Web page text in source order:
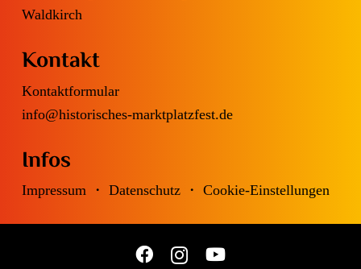
Waldkirch
Kontakt
Kontaktformular
info@historisches-marktplatzfest.de
Infos
Impressum ・ Datenschutz ・ Cookie-Einstellungen